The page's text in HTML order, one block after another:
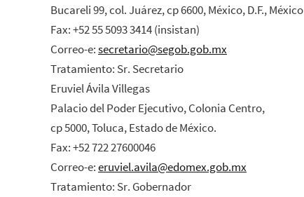
Bucareli 99, col. Juárez, cp 6600, México, D.F., México
Fax: +52 55 5093 3414 (insistan)
Correo-e:secretario@segob.gob.mx
Tratamiento: Sr. Secretario
Eruviel Ávila Villegas
Palacio del Poder Ejecutivo, Colonia Centro,
cp 5000, Toluca, Estado de México.
Fax: +52 722 27600046
Correo-e:eruviel.avila@edomex.gob.mx
Tratamiento: Sr. Gobernador